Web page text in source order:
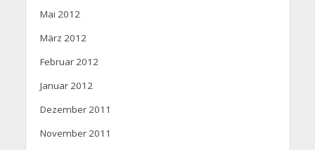
Mai 2012
März 2012
Februar 2012
Januar 2012
Dezember 2011
November 2011